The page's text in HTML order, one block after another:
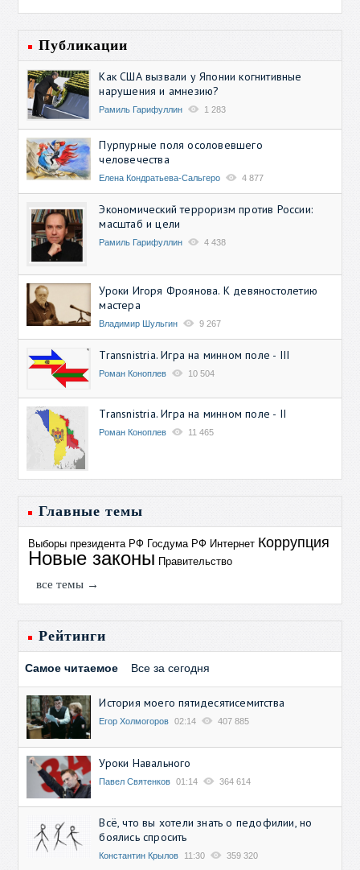
Публикации
Как США вызвали у Японии когнитивные
нарушения и амнезию?
Рамиль Гарифуллин 1 283
Пурпурные поля осоловевшего
человечества
Елена Кондратьева-Сальгеро 4 877
Экономический терроризм против России:
масштаб и цели
Рамиль Гарифуллин 4 438
Уроки Игоря Фроянова. К девяностолетию
мастера
Владимир Шульгин 9 267
Transnistria. Игра на минном поле - III
Роман Коноплев 10 504
Transnistria. Игра на минном поле - II
Роман Коноплев 11 465
Главные темы
Выборы президента РФ Госдума РФ Интернет Коррупция
Новые законы Правительство
все темы →
Рейтинги
Самое читаемое Все за сегодня
История моего пятидесятисемитства
Егор Холмогоров 02:14 407 885
Уроки Навального
Павел Святенков 01:14 364 614
Всё, что вы хотели знать о педофилии, но
боялись спросить
Константин Крылов 11:30 359 320